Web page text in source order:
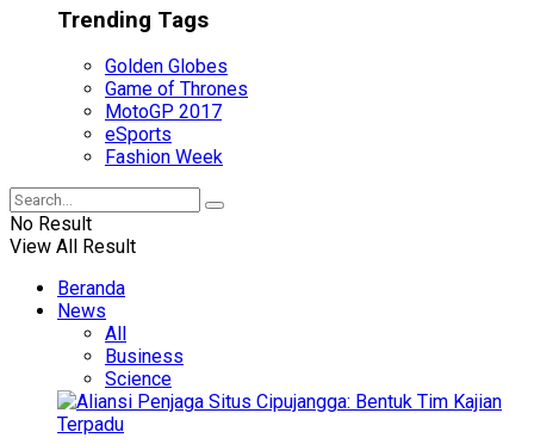
Trending Tags
Golden Globes
Game of Thrones
MotoGP 2017
eSports
Fashion Week
No Result
View All Result
Beranda
News
All
Business
Science